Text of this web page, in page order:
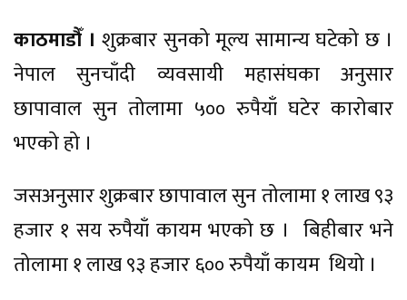
काठमाडौँ । शुक्रबार सुनको मूल्य सामान्य घटेको छ ।
नेपाल सुनचाँदी व्यवसायी महासंघका अनुसार
छापावाल सुन तोलामा ५०० रुपैयाँ घटेर कारोबार
भएको हो ।
जसअनुसार शुक्रबार छापावाल सुन तोलामा १ लाख ९३
हजार १ सय रुपैयाँ कायम भएको छ । बिहीबार भने
तोलामा १ लाख ९३ हजार ६०० रुपैयाँ कायम थियो ।